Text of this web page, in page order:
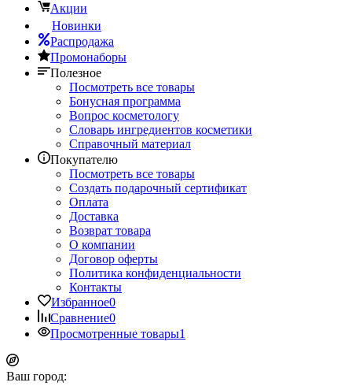
Акции
Новинки
Распродажа
Промонаборы
Полезное
Посмотреть все товары
Бонусная программа
Вопрос косметологу
Словарь ингредиентов косметики
Справочный материал
Покупателю
Посмотреть все товары
Создать подарочный сертификат
Оплата
Доставка
Возврат товара
О компании
Договор оферты
Политика конфиденциальности
Контакты
Избранное0
Сравнение0
Просмотренные товары1
Ваш город: